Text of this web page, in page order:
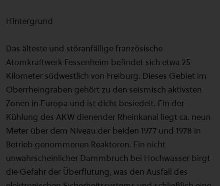
Hintergrund
Das älteste und störanfällige französische
Atomkraftwerk Fessenheim befindet sich etwa 25
Kilometer südwestlich von Freiburg. Dieses Gebiet im
Oberrheingraben gehört zu den seismisch aktivsten
Zonen in Europa und ist dicht besiedelt. Ein der
Kühlung des AKW dienender Rheinkanal liegt ca. neun
Meter über dem Niveau der beiden 1977 und 1978 in
Betrieb genommenen Reaktoren. Ein nicht
unwahrscheinlicher Dammbruch bei Hochwasser birgt
die Gefahr der Überflutung, was den Ausfall des